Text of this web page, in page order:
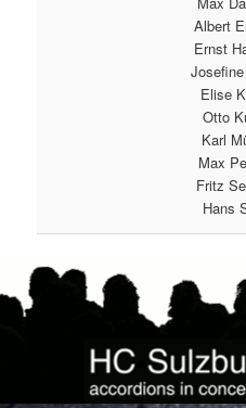
Albert
Ernst
Elise
Otto
Karl
Max
Fritz
Hans